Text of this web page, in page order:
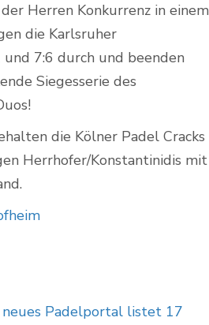
Herren Konkurrenz in einem
die Karlsruher
7:6 durch und beenden
Siegesserie des
die Kölner Padel Cracks
Herrhofer/Konstantinidis mit
neues Padelportal listet 17